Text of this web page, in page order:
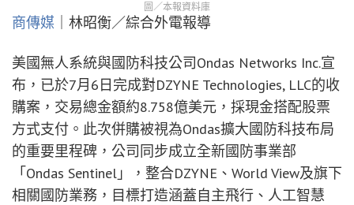
圖／本報資料庫
商傳媒 ｜林昭衡／綜合外電報導
美國無人系統與國防科技公司Ondas Networks Inc.宣
布，已於7月6日完成對DZYNE Technologies, LLC的收
購案，交易總金額約8.758億美元，採現金搭配股票
方式支付。此次併購被視為Ondas擴大國防科技布局
的重要里程碑，公司同步成立全新國防事業部
「Ondas Sentinel」，整合DZYNE、World View及旗下
相關國防業務，目標打造涵蓋自主飛行、人工智慧